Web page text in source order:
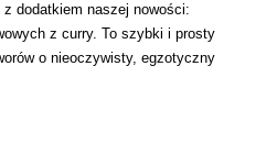
dodatkiem naszej nowości:
z curry. To szybki i prosty
o nieoczywisty, egzotyczny